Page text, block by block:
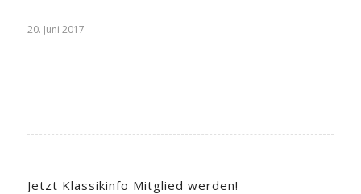
20. Juni 2017
Jetzt Klassikinfo Mitglied werden!